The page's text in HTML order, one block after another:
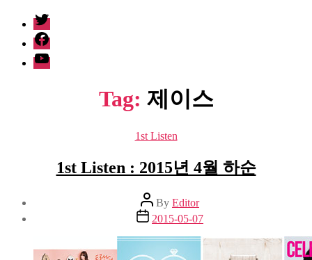
twitter
facebook
Youtube
Tag: 제이스
Categories
1st Listen
1st Listen : 2015년 4월 하순
Post
author
By Editor
Post
date
2015-05-07